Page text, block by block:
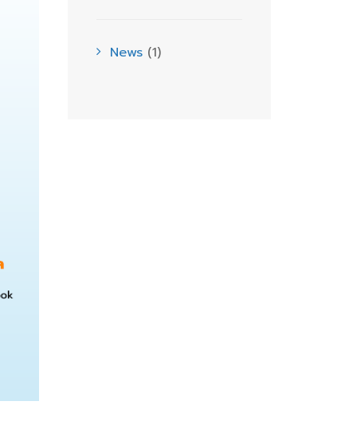
News (1)